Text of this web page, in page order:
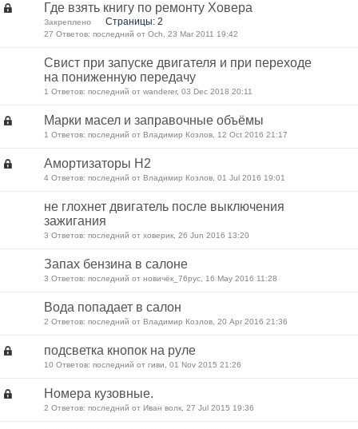
Где взять книгу по ремонту Ховера
Закреплено Страницы: 2
27 Ответов: последний от Och, 23 Mar 2011 19:42
Свист при запуске двигателя и при переходе
на пониженную передачу
1 Ответов: последний от wanderer, 03 Dec 2018 20:11
Марки масел и заправочные объёмы
1 Ответов: последний от Владимир Козлов, 12 Oct 2016 21:17
Амортизаторы H2
4 Ответов: последний от Владимир Козлов, 01 Jul 2016 19:01
не глохнет двигатель после выключения
зажигания
3 Ответов: последний от ховерик, 26 Jun 2016 13:20
Запах бензина в салоне
3 Ответов: последний от новичёк_76рус, 16 May 2016 11:28
Вода попадает в салон
2 Ответов: последний от Владимир Козлов, 20 Apr 2016 21:36
подсветка кнопок на руле
10 Ответов: последний от гиви, 01 Nov 2015 21:26
Номера кузовные.
2 Ответов: последний от Иван волк, 27 Jul 2015 19:36